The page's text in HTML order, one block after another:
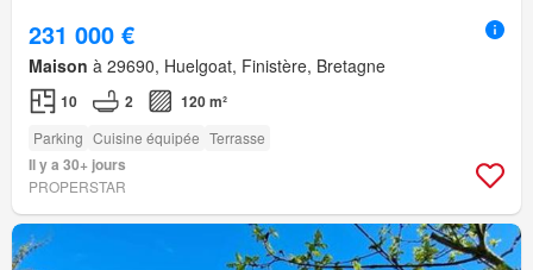
231 000 €
Maison à 29690, Huelgoat, Finistère, Bretagne
10 2 120 m²
Parking Cuisine équipée Terrasse
Il y a 30+ jours
PROPERSTAR